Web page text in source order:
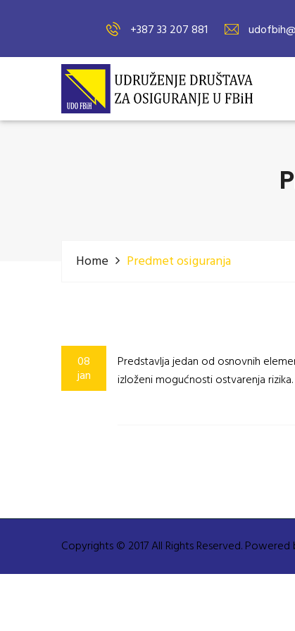
+387 33 207 881
Home Predmet osiguranja
08
jan
Predstavlja jedan od osnovnih
izloženi mogućnosti ostvarenja rizika.
Copyrights © 2017 All Rights Reserved. Powered